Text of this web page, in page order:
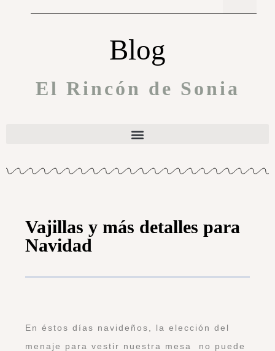
Blog
El Rincón de Sonia
Vajillas y más detalles para
Navidad
En éstos días navideños, la elección del
menaje para vestir nuestra mesa no puede